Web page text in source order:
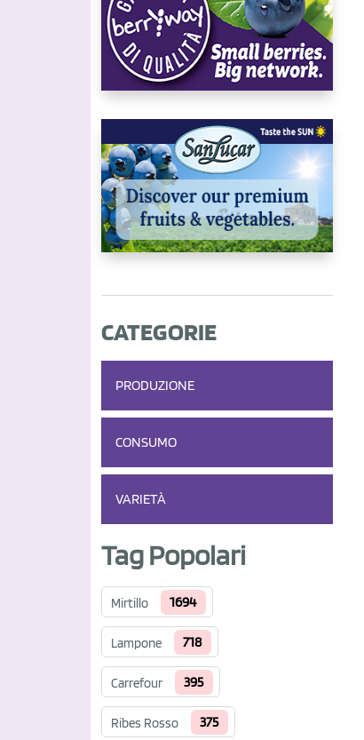
CATEGORIE
PRODUZIONE
CONSUMO
VARIETÀ
Tag Popolari
Mirtillo 1694
Lampone 718
Carrefour 395
Ribes Rosso 375